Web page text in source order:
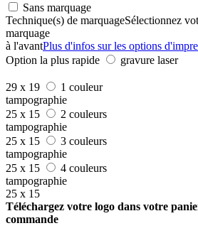
Sans marquage
Technique(s) de marquageSélectionnez
marquage
à l'avantPlus d'infos sur les options
Option la plus rapide
gravure laser
29 x 19
1 couleur
tampographie
25 x 15
2 couleurs
tampographie
25 x 15
3 couleurs
tampographie
25 x 15
4 couleurs
tampographie
25 x 15
Téléchargez votre logo dans votre
commande